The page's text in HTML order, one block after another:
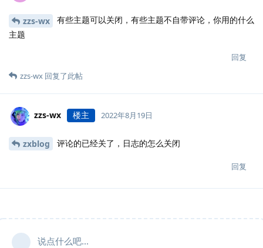
zzs-wx
有些主题可以关闭，有些主题不自带评论，你用的什么
主题
回复
zzs-wx 回复了此帖
zzs-wx 楼主 2022年8月19日
zxblog 评论的已经关了，日志的怎么关闭
回复
说点什么吧...